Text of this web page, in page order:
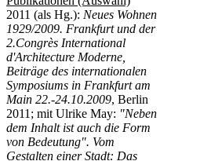
2011 (als Hg.): Neues Wohnen
1929/2009. Frankfurt und der
2.Congrès International
d'Architecture Moderne,
Beiträge des internationalen
Symposiums in Frankfurt am
Main 22.-24.10.2009, Berlin
2011; mit Ulrike May: "Neben
dem Inhalt ist auch die Form
von Bedeutung". Vom
Gestalten einer Stadt: Das